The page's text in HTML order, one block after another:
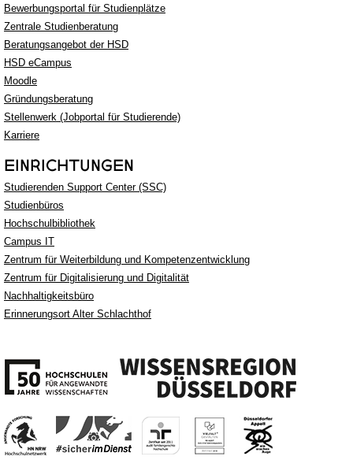
Bewerbungsportal für Studienplätze
Zentrale Studienberatung
Beratungsangebot der HSD
HSD eCampus
Moodle
Gründungsberatung
Stellenwerk (Jobportal für Studierende)
Karriere
EINRICHTUNGEN
Studierenden Support Center (SSC)
Studienbüros
Hochschulbibliothek
Campus IT
Zentrum für Weiterbildung und Kompetenzentwicklung
Zentrum für Digitalisierung und Digitalität
Nachhaltigkeitsbüro
Erinnerungsort Alter Schlachthof